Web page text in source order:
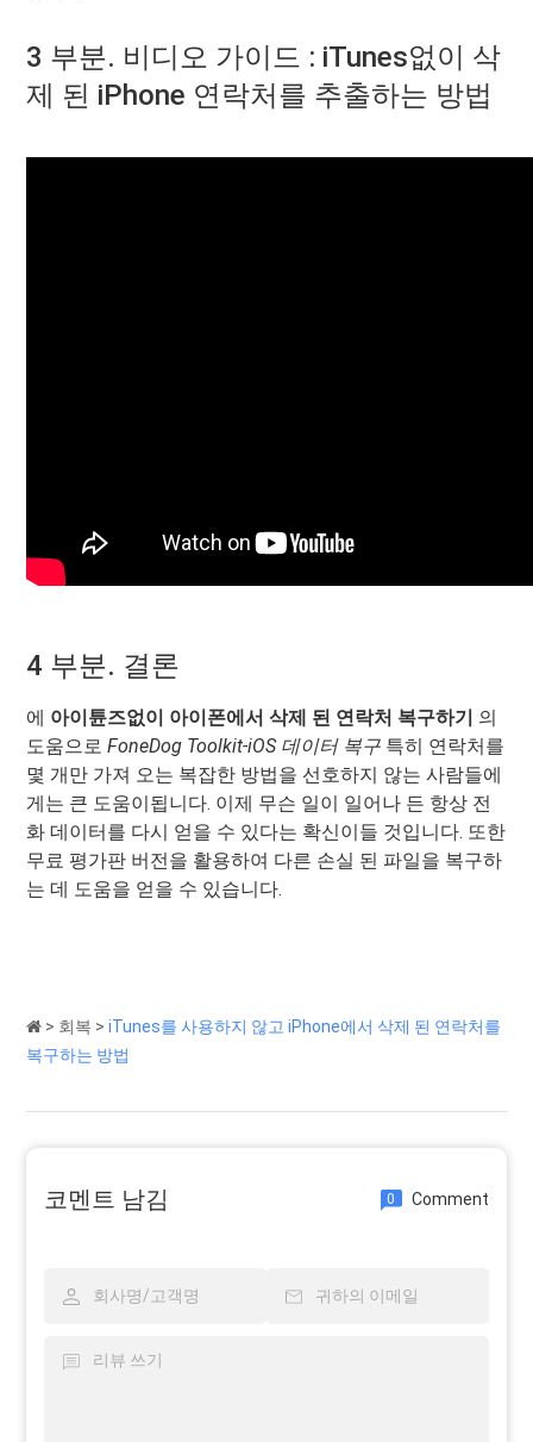
3 부분. 비디오 가이드 : iTunes없이 삭
제 된 iPhone 연락처를 추출하는 방법
4 부분. 결론
에 아이튠즈없이 아이폰에서 삭제 된 연락처 복구하기 의
도움으로FoneDog Toolkit-iOS 데이터 복구 특히 연락처를
몇 개만 가져 오는 복잡한 방법을 선호하지 않는 사람들에
게는 큰 도움이됩니다. 이제 무슨 일이 일어나 든 항상 전
화 데이터를 다시 얻을 수 있다는 확신이들 것입니다. 또한
무료 평가판 버전을 활용하여 다른 손실 된 파일을 복구하
는 데 도움을 얻을 수 있습니다.
> 회복 >iTunes를 사용하지 않고 iPhone에서 삭제 된 연락처를
복구하는 방법
코멘트 남김 0 Comment